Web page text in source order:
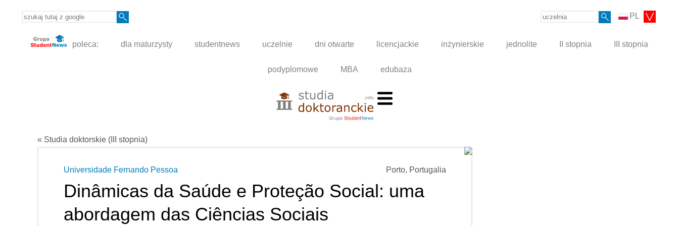
PL
poleca: dla maturzysty studentnews uczelnie dni otwarte licencjackie inżynierskie jednolite II stopnia III stopnia
podyplomowe MBA edubaza
« Studia doktorskie (III stopnia)
Porto, Portugalia
Universidade Fernando Pessoa
Dinâmicas da Saúde e Proteção Social: uma
abordagem das Ciências Sociais